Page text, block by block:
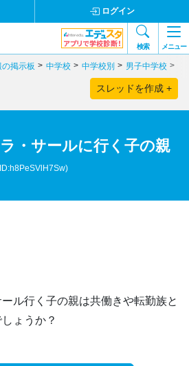
ログイン
検索 メニュー
掲示板 中学校 中学校別 男子中学校
スレッドを作成 +
・サールに行く子の親
ル行く子の親は共働きや転勤族と
ょうか？